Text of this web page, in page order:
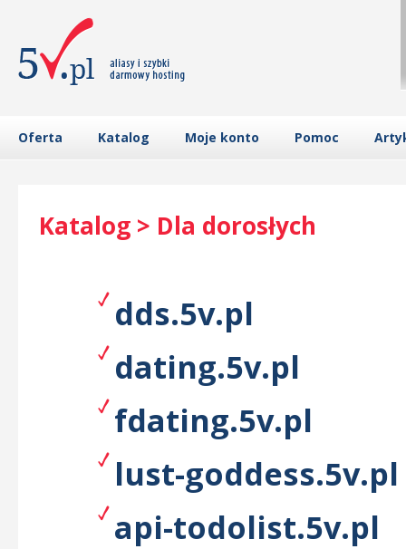
Oferta Katalog Moje konto Pomoc
Katalog > Dla dorosłych
dds.5v.pl
dating.5v.pl
fdating.5v.pl
lust-goddess.5v.pl
api-todolist.5v.pl